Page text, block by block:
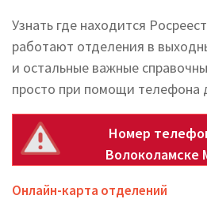
Узнать где находится
работают отделения в
и остальные важные
просто при помощи телефона
Номер
Волоколамске
Онлайн-карта отделений